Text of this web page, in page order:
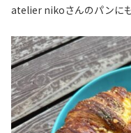
atelier nikoさんのパンに